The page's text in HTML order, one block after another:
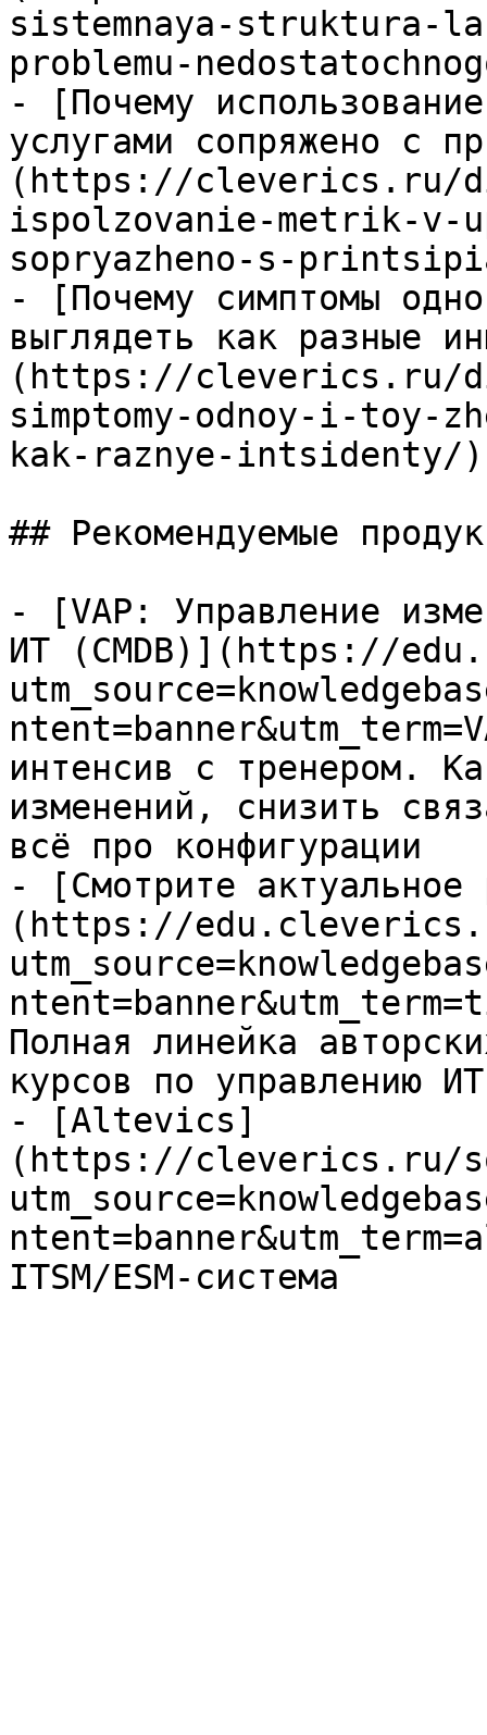
sistemnaya-struktura-
problemu-
- [Почему
услугами сопряжено с
(https://cleverics.ru/
ispolzovanie-metrik-
sopryazheno-s-
- [Почему симптомы
выглядеть как разные
(https://cleverics.ru/
simptomy-odnoy-i-toy-
kak-raznye-intsidenty/)
## Рекомендуемые
- [VAP: Управление
ИТ (CMDB)](https://
интенсив с тренером.
изменений, снизить
всё про конфигурации
- [Смотрите актуальное
(https://
Полная линейка
курсов по управлению ИТ
- [Altevics]
(https://cleverics.ru/
ITSM/ESM-система